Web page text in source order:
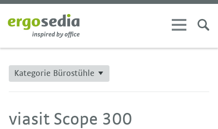
Kategorie Bürostühle
viasit Scope 300